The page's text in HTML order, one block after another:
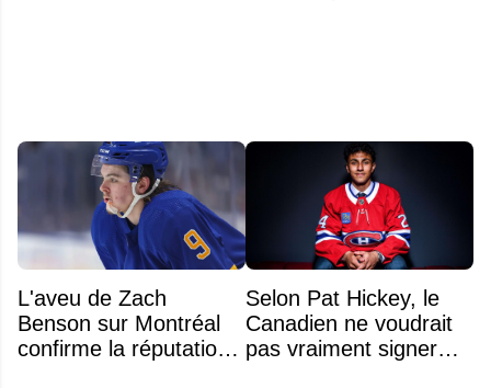
L'aveu de Zach
Benson sur Montréal
confirme la réputation
Selon Pat Hickey, le
Canadien ne voudrait
pas vraiment signer